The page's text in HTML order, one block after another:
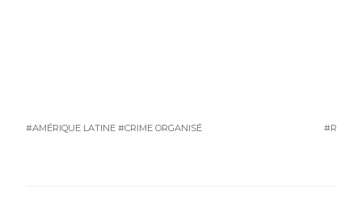
#AMÉRIQUE LATINE #CRIME ORGANISÉ